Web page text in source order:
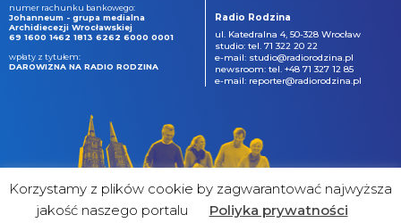
numer rachunku bankowego:
Johanneum - grupa medialna
Archidiecezji Wrocławskiej
69 1600 1462 1813 6262 6000 0001
wpłaty z tytułem:
DAROWIZNA NA RADIO RODZINA
Radio Rodzina
ul. Katedralna 4, 50-328 Wrocław
studio: tel. 71 322 20 22
e-mail: studio@radiorodzina.pl
newsroom: tel. +48 71 327 12 85
e-mail: reporter@radiorodzina.pl
Korzystamy z plików cookie by zagwarantować najwyższa
jakość naszego portalu
Poliyka prywatności